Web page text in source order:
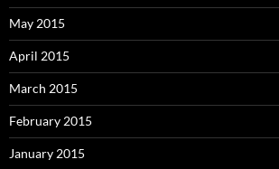
May 2015
April 2015
March 2015
February 2015
January 2015